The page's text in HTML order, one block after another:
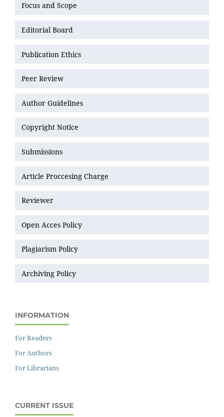
Focus and Scope
Editorial Board
Publication Ethics
Peer Review
Author Guidelines
Copyright Notice
Submissions
Article Proccesing Charge
Reviewer
Open Acces Policy
Plagiarism Policy
Archiving Policy
INFORMATION
For Readers
For Authors
For Librarians
CURRENT ISSUE